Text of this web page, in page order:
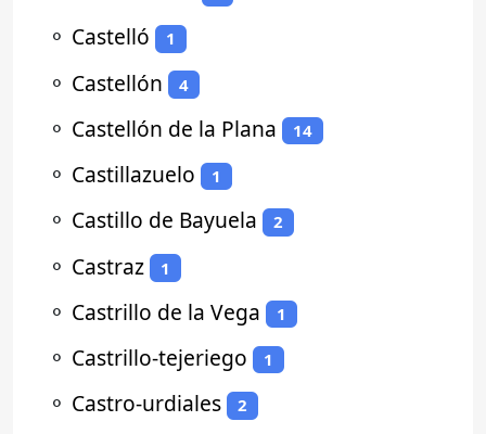
⚬ Castelló 1
⚬ Castellón 4
⚬ Castellón de la Plana 14
⚬ Castillazuelo 1
⚬ Castillo de Bayuela 2
⚬ Castraz 1
⚬ Castrillo de la Vega 1
⚬ Castrillo-tejeriego 1
⚬ Castro-urdiales 2